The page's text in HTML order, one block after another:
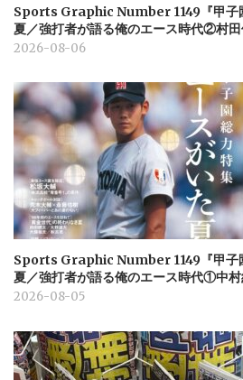
Sports Graphic Number 1149『甲子
夏／強打者が語る俺のエース時代②村
2026-08-06
Sports Graphic Number 1149『甲子
夏／強打者が語る俺のエース時代①中村
2026-08-05